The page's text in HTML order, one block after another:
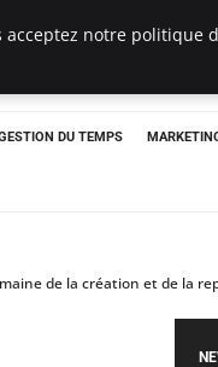
DU TEMPS
de la création et de la
notre politique